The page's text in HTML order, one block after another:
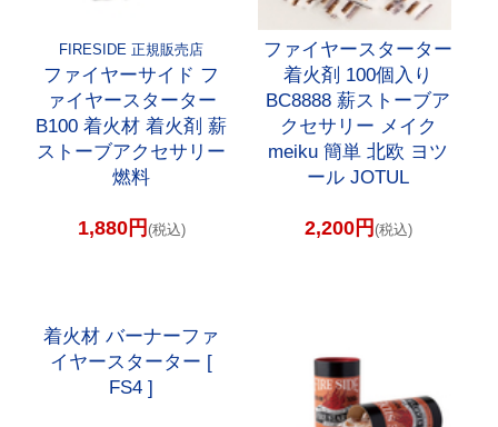
FIRESIDE 正規販売店
ファイヤーサイド フ
ァイヤースターター
B100 着火材 着火剤 薪
ストーブアクセサリー
燃料
1,880円 (税込)
ファイヤースターター
着火剤 100個入り
BC8888 薪ストーブア
クセサリー メイク
meiku 簡単 北欧 ヨツ
ール JOTUL
2,200円 (税込)
着火材 バーナーファ
イヤースターター [
FS4 ]